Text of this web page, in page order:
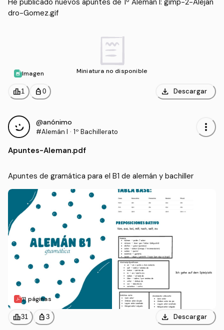
He publicado nuevos apuntes de 1º Alemán I: gimp-2-Alejan
dro-Gomez.gif
Miniatura no disponible
Imagen
leaderboard1 personal_bag 0 download Descargar
@anónimo
#Alemán I · 1º Bachillerato more_vert
Apuntes-Aleman.pdf
Apuntes de gramática para el B1 de alemán y bachiller
11 páginas
leaderboard31 personal_bag 3 download Descargar